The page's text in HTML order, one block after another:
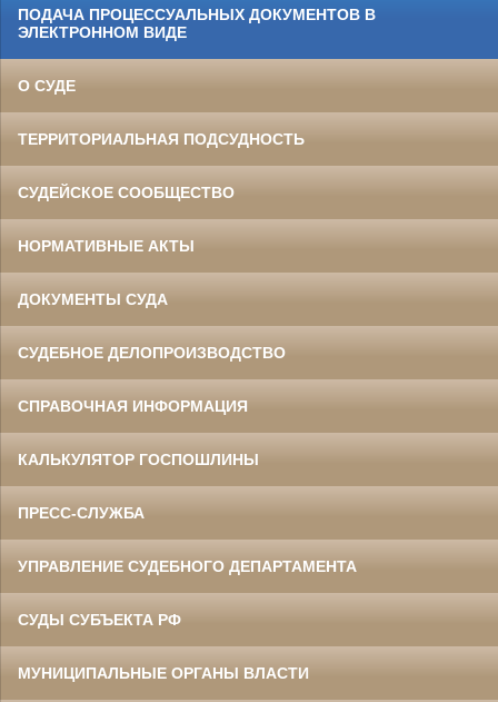
ПОДАЧА ПРОЦЕССУАЛЬНЫХ ДОКУМЕНТОВ В
ЭЛЕКТРОННОМ ВИДЕ
О СУДЕ
ТЕРРИТОРИАЛЬНАЯ ПОДСУДНОСТЬ
СУДЕЙСКОЕ СООБЩЕСТВО
НОРМАТИВНЫЕ АКТЫ
ДОКУМЕНТЫ СУДА
СУДЕБНОЕ ДЕЛОПРОИЗВОДСТВО
СПРАВОЧНАЯ ИНФОРМАЦИЯ
КАЛЬКУЛЯТОР ГОСПОШЛИНЫ
ПРЕСС-СЛУЖБА
УПРАВЛЕНИЕ СУДЕБНОГО ДЕПАРТАМЕНТА
СУДЫ СУБЪЕКТА РФ
МУНИЦИПАЛЬНЫЕ ОРГАНЫ ВЛАСТИ